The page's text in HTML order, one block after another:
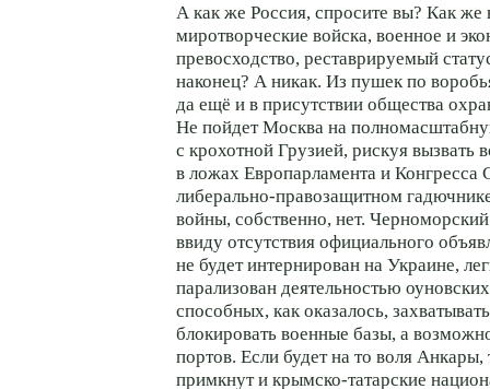
А как же Россия, спросите вы? Как же
миротворческие войска, военное и
превосходство, реставрируемый
наконец? А никак. Из пушек по
да ещё и в присутствии общества
Не пойдет Москва на
с крохотной Грузией, рискуя вызвать
в ложах Европарламента и
либерально-правозащитном
войны, собственно, нет.
ввиду отсутствия официального
не будет интернирован на Украине,
парализован деятельностью
способных, как оказалось,
блокировать военные базы, а
портов. Если будет на то воля Анкары,
примкнут и крымско-татарские